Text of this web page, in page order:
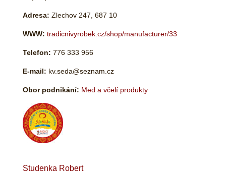
Adresa: Zlechov 247, 687 10
WWW: tradicnivyrobek.cz/shop/manufacturer/33
Telefon: 776 333 956
E-mail: kv.seda@seznam.cz
Obor podnikání: Med a včelí produkty
Studenka Robert